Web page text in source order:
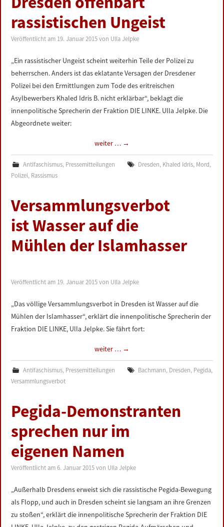
rassistischen Ungeist
Veröffentlicht am 19. Januar 2015 von Ulla Jelpke
„Ein rassistischer Ungeist scheint weiterhin Teile der Polizei zu
beherrschen. Anders ist das eklatante Versagen der Dresdener
Polizei bei den Ermittlungen zum Tode des eritreischen
Asylbewerbers Khaled Idris B. nicht erklärbar“, beklagt die
innenpolitische Sprecherin der Fraktion DIE LINKE. Ulla Jelpke. Die
Abgeordnete weiter:
weiter … →
Antifaschismus, Pressemitteilungen Dresden, Khaled Idris, Mord,
Polizei, Rassismus
Versammlungsverbot
ist Wasser auf die
Mühlen der Islamhasser
Veröffentlicht am 19. Januar 2015 von Ulla Jelpke
„Das völlige Versammlungsverbot in Dresden ist Wasser auf die
Mühlen der Islamhasser“, erklärt die innenpolitische Sprecherin der
Fraktion DIE LINKE, Ulla Jelpke. Sie fährt fort:
weiter … →
Antifaschismus, Pressemitteilungen Bachmann, Dresden, Pegida,
Versammlungsverbot
Pegida-Demonstranten
sprechen nur im
eigenen Namen
Veröffentlicht am6. Januar 2015 von Ulla Jelpke
„Außerhalb Dresdens erweist sich die rassistische Pegida-Bewegung
als Flopp, und auch in Dresden scheint sie langsam an ihre Grenzen
zu stoßen“, erklärt die innenpolitische Sprecherin der Fraktion DIE